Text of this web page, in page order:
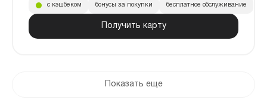
Получить карту
с кэшбеком бонусы за покупки бесплатное обслуживание
Показать еще